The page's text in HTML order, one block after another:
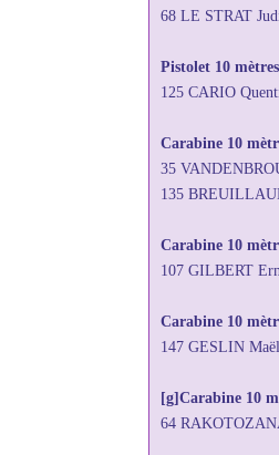
68 LE STRAT
Pistolet 10
125 CARIO
Carabine 10
35
135
Carabine 10
107 GILBERT
Carabine 10
147 GESLIN
[g]Carabine 10
64